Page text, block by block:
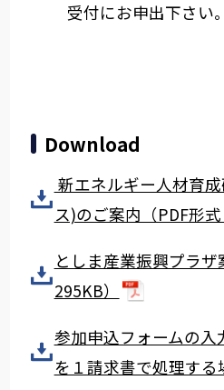
受付にお申出下さい。
Download
新エネルギー人材育
ス)のご案内（PDF形式
としま産業振興プラザ
295KB）
参加申込フォームの入
を１請求書で処理する